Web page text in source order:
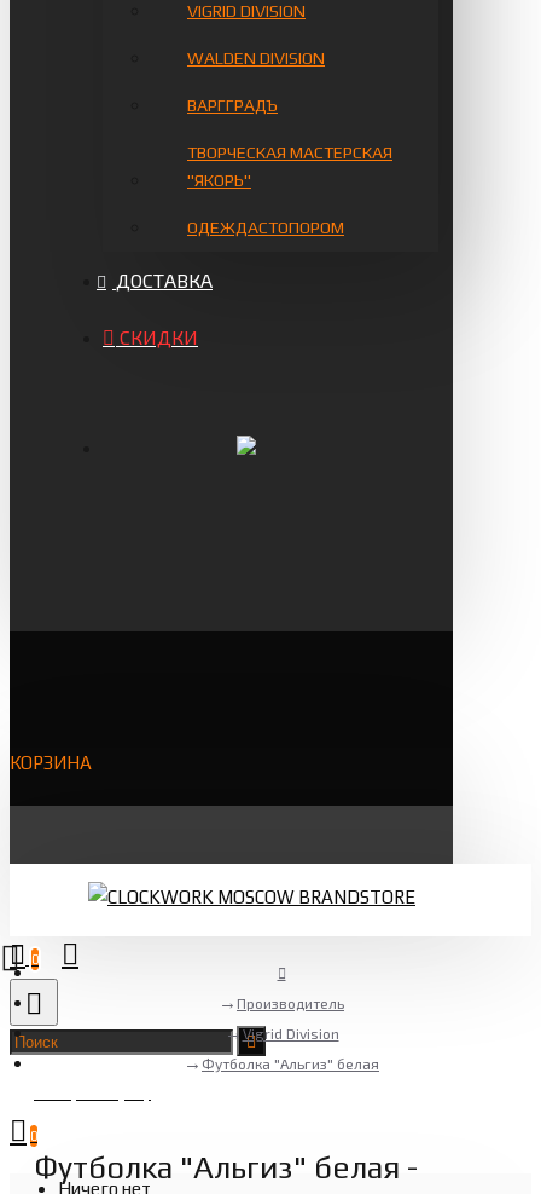
VIGRID DIVISION
WALDEN DIVISION
ВАРГГРАДЪ
ТВОРЧЕСКАЯ МАСТЕРСКАЯ
"ЯКОРЬ"
ОДЕЖДАСТОПОРОМ
ДОСТАВКА
СКИДКИ
КОРЗИНА
0
0
Ничего нет
Производитель
Vigrid Division
Футболка "Альгиз" белая
Футболка "Альгиз" белая -